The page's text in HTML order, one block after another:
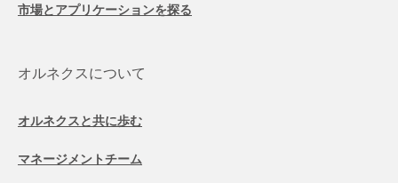
市場とアプリケーションを探る
オルネクスについて
オルネクスと共に歩む
マネージメントチーム